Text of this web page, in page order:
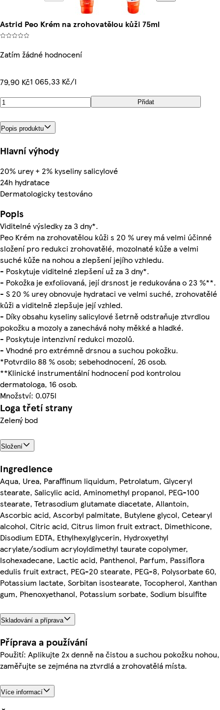
Astrid Peo Krém na zrohovatělou kůži 75ml
Zatím žádné hodnocení
79,90 Kč1 065,33 Kč/l
Přidat
Popis produktu
Hlavní výhody
20% urey + 2% kyseliny salicylové
24h hydratace
Dermatologicky testováno
Popis
Viditelné výsledky za 3 dny*.
Peo Krém na zrohovatělou kůži s 20 % urey má velmi účinné
složení pro redukci zrohovatělé, mozolnaté kůže a velmi
suché kůže na nohou a zlepšení jejího vzhledu.
- Poskytuje viditelné zlepšení už za 3 dny*.
- Pokožka je exfoliovaná, její drsnost je redukována o 23 %**.
- S 20 % urey obnovuje hydrataci ve velmi suché, zrohovatělé
kůži a viditelně zlepšuje její vzhled.
- Díky obsahu kyseliny salicylové šetrně odstraňuje ztvrdlou
pokožku a mozoly a zanechává nohy měkké a hladké.
- Poskytuje intenzivní redukci mozolů.
- Vhodné pro extrémně drsnou a suchou pokožku.
*Potvrdilo 88 % osob; sebehodnocení, 26 osob.
**Klinické instrumentální hodnocení pod kontrolou
dermatologa, 16 osob.
Množství: 0.075l
Loga třetí strany
Zelený bod
Složení
Ingredience
Aqua, Urea, Paraffinum liquidum, Petrolatum, Glyceryl
stearate, Salicylic acid, Aminomethyl propanol, PEG-100
stearate, Tetrasodium glutamate diacetate, Allantoin,
Ascorbic acid, Ascorbyl palmitate, Butylene glycol, Cetearyl
alcohol, Citric acid, Citrus limon fruit extract, Dimethicone,
Disodium EDTA, Ethylhexylglycerin, Hydroxyethyl
acrylate/sodium acryloyldimethyl taurate copolymer,
Isohexadecane, Lactic acid, Panthenol, Parfum, Passiflora
edulis fruit extract, PEG-20 stearate, PEG-8, Polysorbate 60,
Potassium lactate, Sorbitan isostearate, Tocopherol, Xanthan
gum, Phenoxyethanol, Potassium sorbate, Sodium bisulfite
Skladování a příprava
Příprava a používání
Použití: Aplikujte 2x denně na čistou a suchou pokožku nohou,
zaměřujte se zejména na ztvrdlá a zrohovatělá místa.
Více informací